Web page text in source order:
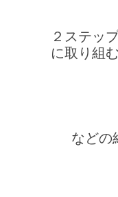
２ステッ
に取り組
などの